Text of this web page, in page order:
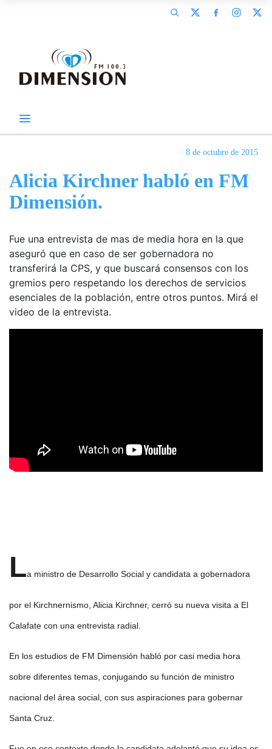
8 de octubre de 2015
Alicia Kirchner habló en FM
Dimensión.
Fue una entrevista de mas de media hora en la que
aseguró que en caso de ser gobernadora no
transferirá la CPS, y que buscará consensos con los
gremios pero respetando los derechos de servicios
esenciales de la población, entre otros puntos. Mirá el
video de la entrevista.
La ministro de Desarrollo Social y candidata a gobernadora
por el Kirchnernismo, Alicia Kirchner, cerró su nueva visita a El
Calafate con una entrevista radial.
En los estudios de FM Dimensión habló por casi media hora
sobre diferentes temas, conjugando su función de ministro
nacional del área social, con sus aspiraciones para gobernar
Santa Cruz.